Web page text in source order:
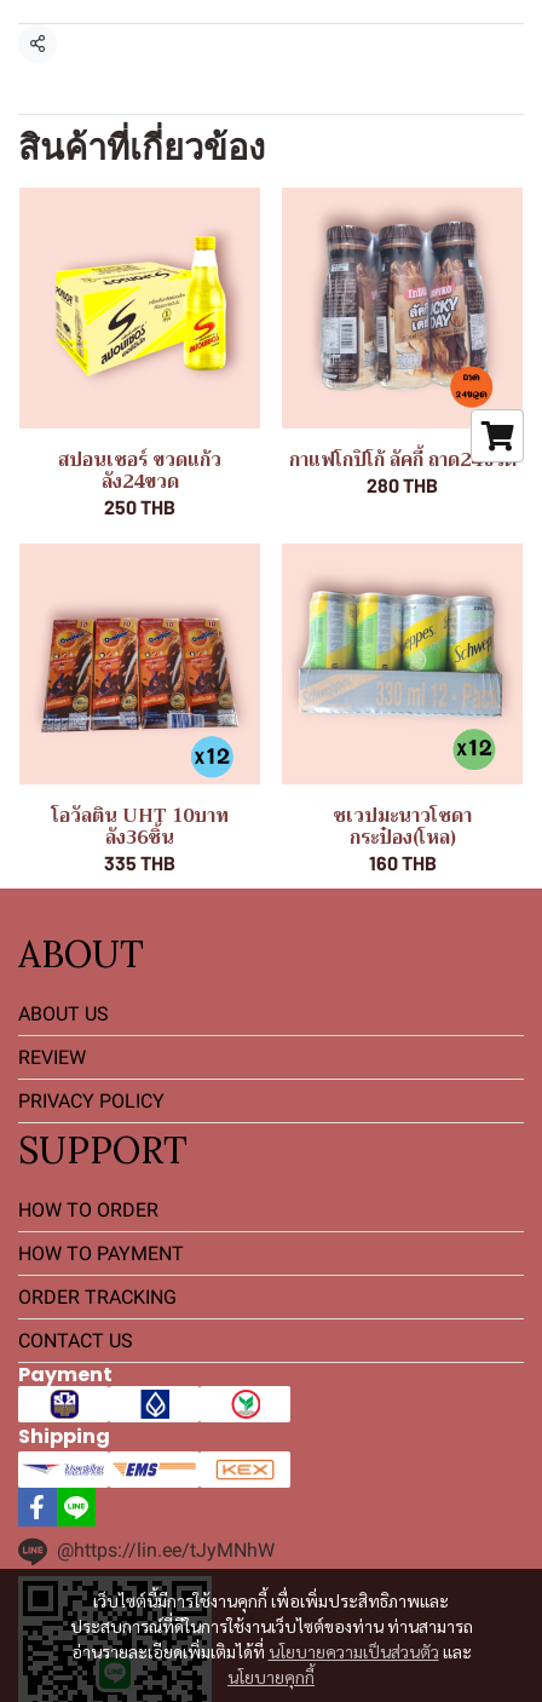
แชร์
สินค้าที่เกี่ยวข้อง
สปอนเซอร์ ขวดแก้ว
ลัง24ขวด
250 THB
กาแฟโกปิโก้ ลัคกี้ ถาด24ขวด
280 THB
โอวัลติน UHT 10บาท
ลัง36ชิ้น
335 THB
ชเวปมะนาวโซดา
กระป๋อง(โหล)
160 THB
เว็บไซต์นี้มีการใช้งานคุกกี้ เพื่อเพิ่มประสิทธิภาพและ
ประสบการณ์ที่ดีในการใช้งานเว็บไซต์ของท่าน ท่านสามารถ
อ่านรายละเอียดเพิ่มเติมได้ที่ นโยบายความเป็นส่วนตัว และ
นโยบายคุกกี้
ABOUT
ABOUT US
REVIEW
PRIVACY POLICY
SUPPORT
HOW TO ORDER
HOW TO PAYMENT
ORDER TRACKING
CONTACT US
Payment
Shipping
@https://lin.ee/tJyMNhW